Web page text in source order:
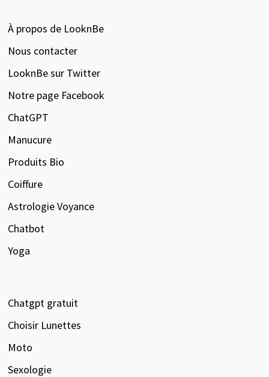
À propos de LooknBe
Nous contacter
LooknBe sur Twitter
Notre page Facebook
ChatGPT
Manucure
Produits Bio
Coiffure
Astrologie Voyance
Chatbot
Yoga
Chatgpt gratuit
Choisir Lunettes
Moto
Sexologie